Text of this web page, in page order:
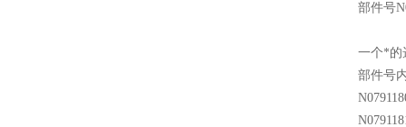
部件号
一个*的
部件号